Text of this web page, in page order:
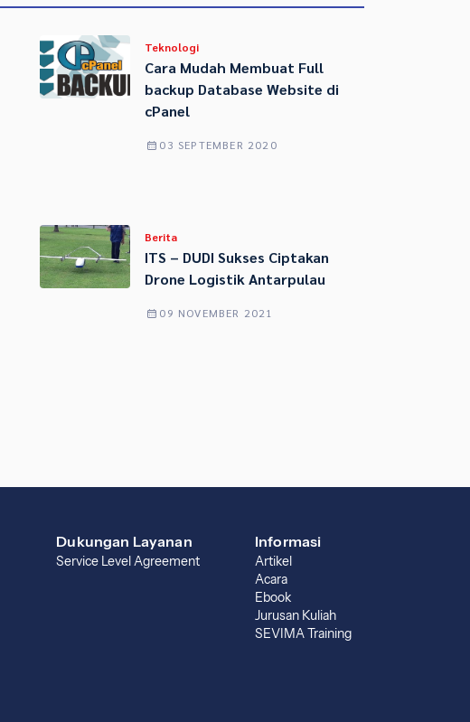
Teknologi
Cara Mudah Membuat Full
backup Database Website di
cPanel
03 SEPTEMBER 2020
Berita
ITS – DUDI Sukses Ciptakan
Drone Logistik Antarpulau
09 NOVEMBER 2021
Dukungan Layanan
Service Level Agreement
Informasi
Artikel
Acara
Ebook
Jurusan Kuliah
SEVIMA Training